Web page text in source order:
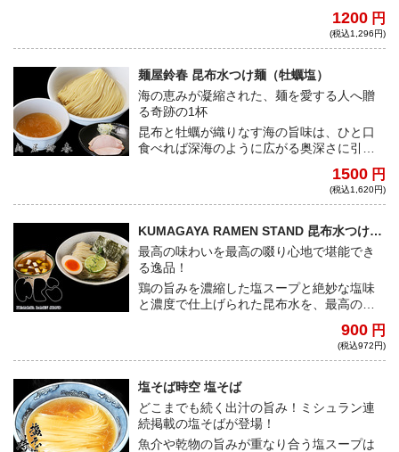
センスを持ち合わせた居山店主が作る八咫
1200 円
(税込1,296円)
麺屋鈴春 昆布水つけ麺（牡蠣塩）
海の恵みが凝縮された、麺を愛する人へ贈
る奇跡の1杯
昆布と牡蠣が織りなす海の旨味は、ひと口
食べれば深海のように広がる奥深さに引き
1500 円
(税込1,620円)
KUMAGAYA RAMEN STAND 昆布水つけ麺
（塩）
最高の味わいを最高の啜り心地で堪能でき
る逸品！
鶏の旨みを濃縮した塩スープと絶妙な塩味
と濃度で仕上げられた昆布水を、最高の口
900 円
(税込972円)
塩そば時空 塩そば
どこまでも続く出汁の旨み！ミシュラン連
続掲載の塩そばが登場！
魚介や乾物の旨みが重なり合う塩スープは